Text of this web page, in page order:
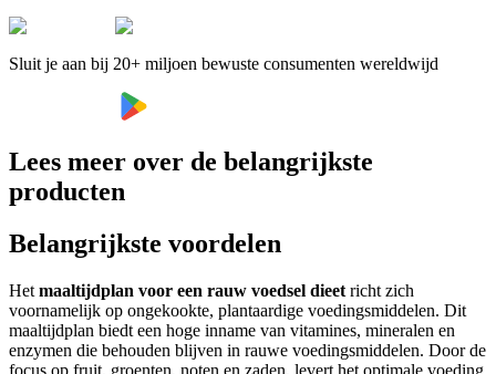
Sluit je aan bij 20+ miljoen bewuste consumenten wereldwijd
Lees meer over de belangrijkste
producten
Belangrijkste voordelen
Het maaltijdplan voor een rauw voedsel dieet richt zich
voornamelijk op ongekookte, plantaardige voedingsmiddelen. Dit
maaltijdplan biedt een hoge inname van vitamines, mineralen en
enzymen die behouden blijven in rauwe voedingsmiddelen. Door de
focus op fruit, groenten, noten en zaden, levert het optimale voeding